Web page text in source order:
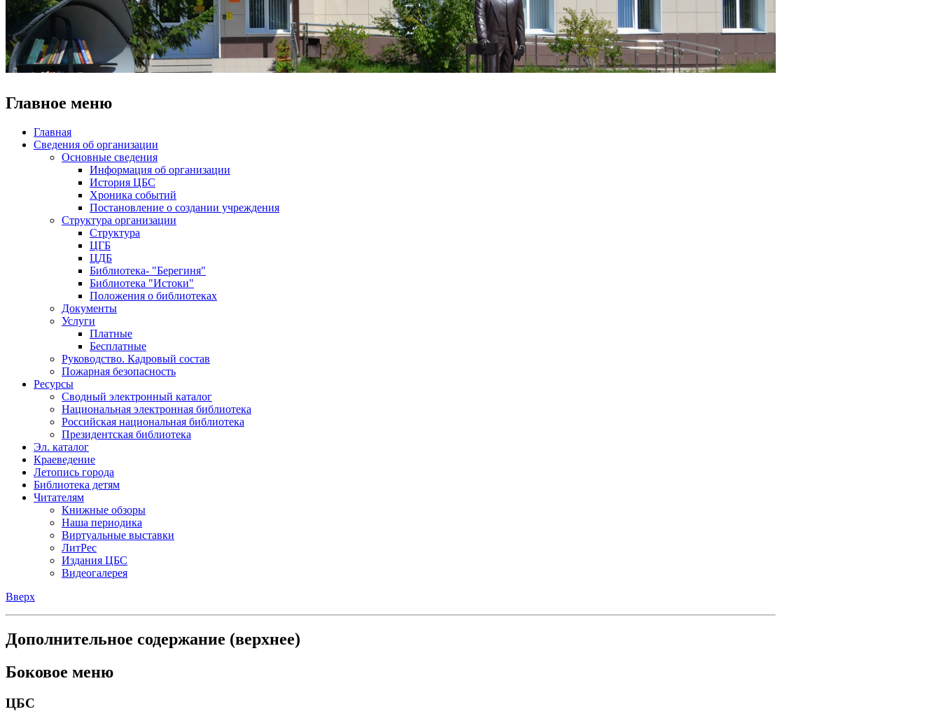
Главное меню
Главная
Сведения об организации
Основные сведения
Информация об организации
История ЦБС
Хроника событий
Постановление о создании учреждения
Структура организации
Структура
ЦГБ
ЦДБ
Библиотека- "Берегиня"
Библиотека "Истоки"
Положения о библиотеках
Документы
Услуги
Платные
Бесплатные
Руководство. Кадровый состав
Пожарная безопасность
Ресурсы
Сводный электронный каталог
Национальная электронная библиотека
Российская национальная библиотека
Президентская библиотека
Эл. каталог
Краеведение
Летопись города
Библиотека детям
Читателям
Книжные обзоры
Наша периодика
Виртуальные выставки
ЛитРес
Издания ЦБС
Видеогалерея
Вверх
Дополнительное содержание (верхнее)
Боковое меню
ЦБС